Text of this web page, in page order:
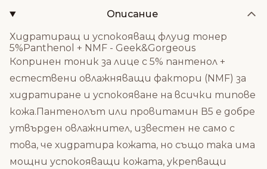
Описание
Хидратиращ и успокояващ флуид тонер
5%Panthenol + NMF - Geek&Gorgeous
Копринен тоник за лице с 5% пантенол +
естествени овлажняващи фактори (NMF) за
хидратиране и успокояване на всички типове
кожа.Пантенолът или провитамин В5 е добре
утвърден овлажнител, известен не само с
това, че хидратира кожата, но също така има
мощни успокояващи кожата, укрепващи